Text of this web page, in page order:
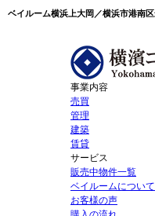
事業内容
売買
管理
建築
賃貸
サービス
販売中物件一覧
ベイルームについて
お客様の声